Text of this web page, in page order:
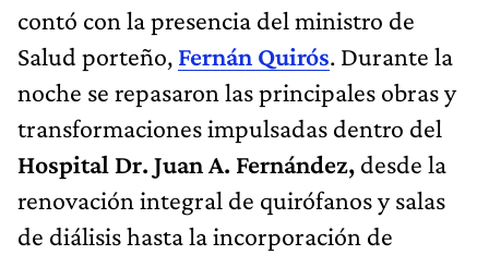
contó con la presencia del ministro de
Salud porteño, Fernán Quirós. Durante la
noche se repasaron las principales obras y
transformaciones impulsadas dentro del
Hospital Dr. Juan A. Fernández, desde la
renovación integral de quirófanos y salas
de diálisis hasta la incorporación de